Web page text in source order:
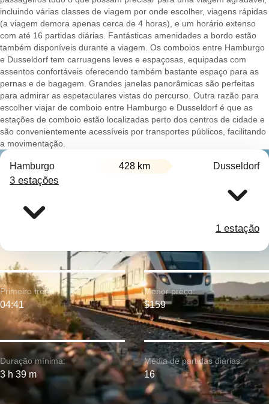
incluindo várias classes de viagem por onde escolher, viagens rápidas
(a viagem demora apenas cerca de 4 horas), e um horário extenso
com até 16 partidas diárias. Fantásticas amenidades a bordo estão
também disponíveis durante a viagem. Os comboios entre Hamburgo
e Dusseldorf tem carruagens leves e espaçosas, equipadas com
assentos confortáveis oferecendo também bastante espaço para as
pernas e de bagagem. Grandes janelas panorâmicas são perfeitas
para admirar as espetaculares vistas do percurso. Outra razão para
escolher viajar de comboio entre Hamburgo e Dusseldorf é que as
estações de comboio estão localizadas perto dos centros de cidade e
são convenientemente acessíveis por transportes públicos, facilitando
a movimentação.
Hamburgo 428 km Dusseldorf
3 estações
1 estação
Duração mínima:
3 h 39 m
Primeiro trem:
04:41
Menor preço:
$159
Média de partidas diárias:
16